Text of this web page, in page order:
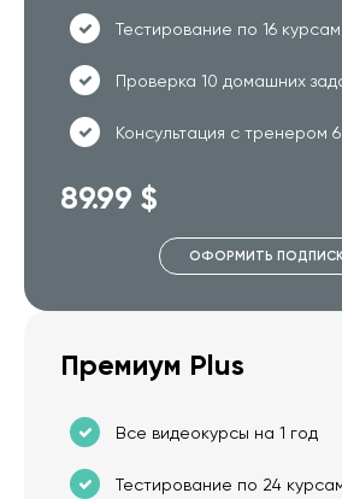
Тестирование по 16 курсам
Проверка 10 домашних
Консультация с тренером
89.99 $
ОФОРМИТЬ
Премиум Plus
Все видеокурсы на 1 год
Тестирование по 24